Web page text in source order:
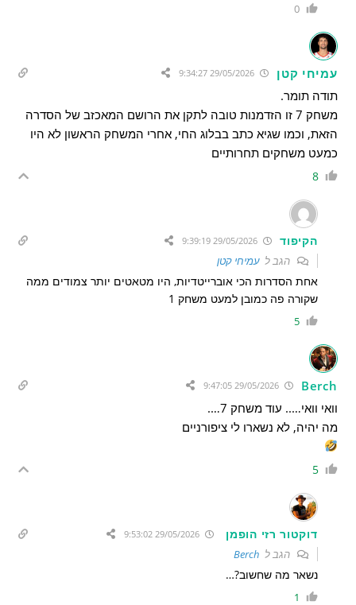
0
עמיחי קטן
תודה תומר.
משחק 7 זו הזדמנות טובה לתקן את הרושם המאכזב של הסדרה
הזאת, וכמו שגיא כתב בבלוג החי, אחרי המשחק הראשון לא היו
כמעט משחקים תחרותיים
8
הקיפוד
הגב לעמיחי קטן
אחת הסדרות הכי אוברייטדיות, היו מטאטים יותר צמודים ממה
שקורה פה כמובן למעט משחק 1
5
Berch
וואי וואי….. עוד משחק 7….
מה יהיה, לא נשארו לי ציפורניים
5
דוקטור רזי הופמן
הגב ל Berch
נשאר מה שחשוב?…
1